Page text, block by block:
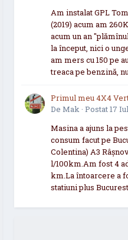
Am instalat GPL
(2019) acum am
acum un an
la început, nici o
am mers cu 150 pe
treaca pe benzină,
Primul meu 4X4
SUZUKI SCROSS
De Mak· Postat17
Masina a ajuns la
consum facut pe
Colentina) A3
l/100km.Am fost 4
km.La întoarcere a
statiuni plus